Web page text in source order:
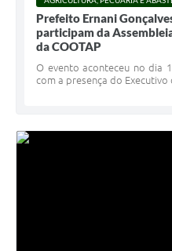
Prefeito Ernani
participam da
da COOTAP
O evento aconteceu no dia
com a presença do Executivo